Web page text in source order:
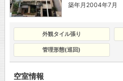
築年月2004年7月
外観タイル張り
管理形態(巡回)
空室情報